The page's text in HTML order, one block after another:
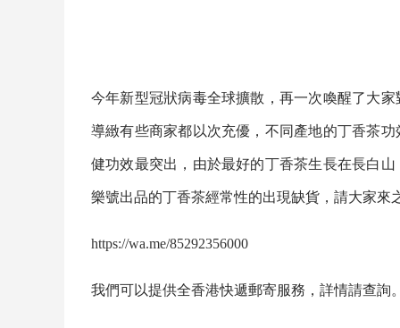
今年新型冠狀病毒全球擴散，再一次喚醒了大
導緻有些商家都以次充優，不同產地的丁香茶功
健功效最突出，由於最好的丁香茶生長在長白山
樂號出品的丁香茶經常性的出現缺貨，請大家來
https://wa.me/85292356000
我們可以提供全香港快遞郵寄服務，詳情請查詢